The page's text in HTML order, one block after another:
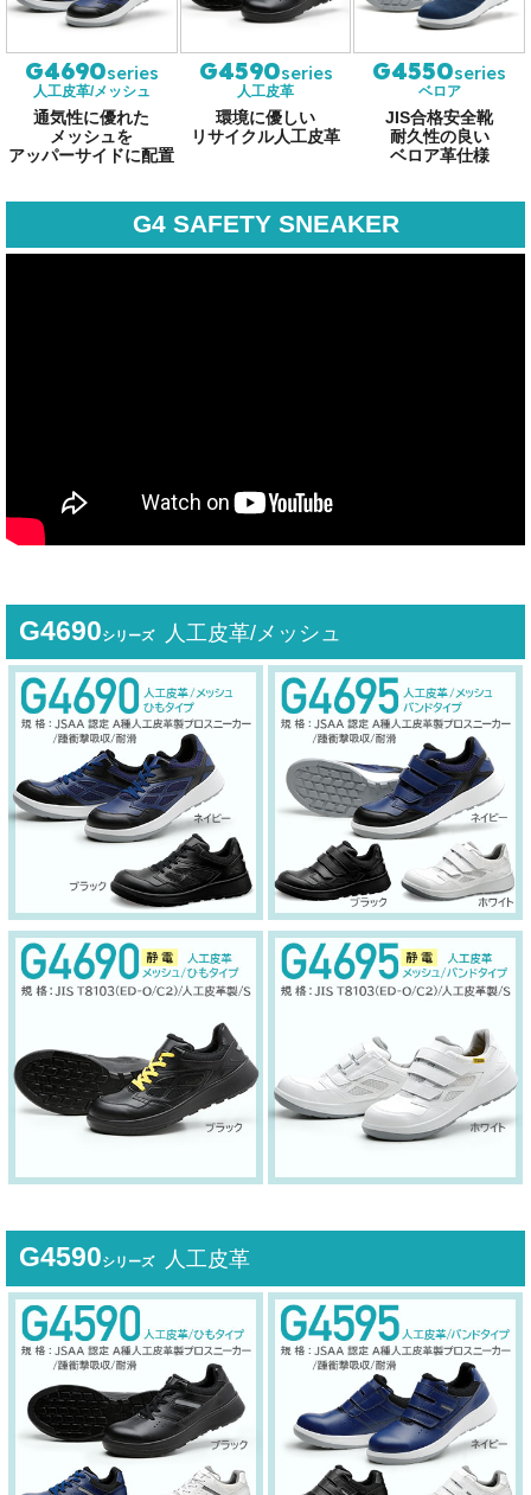
G4690series
人工皮革/メッシュ
通気性に優れた
メッシュを
アッパーサイドに配置
G4590series
人工皮革
環境に優しい
リサイクル人工皮革
G4550series
ベロア
JIS合格安全靴
耐久性の良い
ベロア革仕様
G4 SAFETY SNEAKER
G4690シリーズ 人工皮革/メッシュ
G4590シリーズ 人工皮革